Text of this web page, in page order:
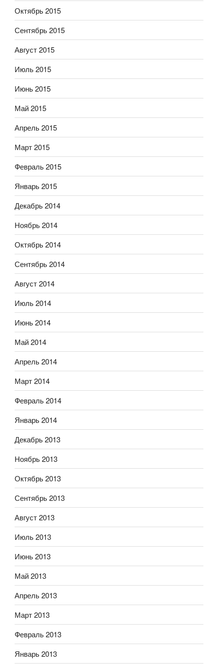
Октябрь 2015
Сентябрь 2015
Август 2015
Июль 2015
Июнь 2015
Май 2015
Апрель 2015
Март 2015
Февраль 2015
Январь 2015
Декабрь 2014
Ноябрь 2014
Октябрь 2014
Сентябрь 2014
Август 2014
Июль 2014
Июнь 2014
Май 2014
Апрель 2014
Март 2014
Февраль 2014
Январь 2014
Декабрь 2013
Ноябрь 2013
Октябрь 2013
Сентябрь 2013
Август 2013
Июль 2013
Июнь 2013
Май 2013
Апрель 2013
Март 2013
Февраль 2013
Январь 2013